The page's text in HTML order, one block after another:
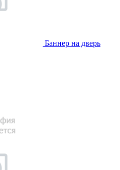
Баннер на дверь